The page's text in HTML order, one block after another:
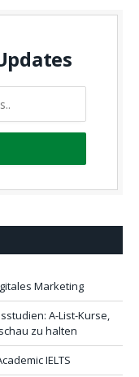
Marketing
A-List-Kurse,
zu halten
IELTS